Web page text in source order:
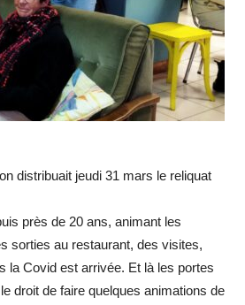
Hebdo39
distribuait jeudi 31 mars le reliquat
près de 20 ans, animant les
sorties au restaurant, des visites,
la Covid est arrivée. Et là les portes
droit de faire quelques animations de